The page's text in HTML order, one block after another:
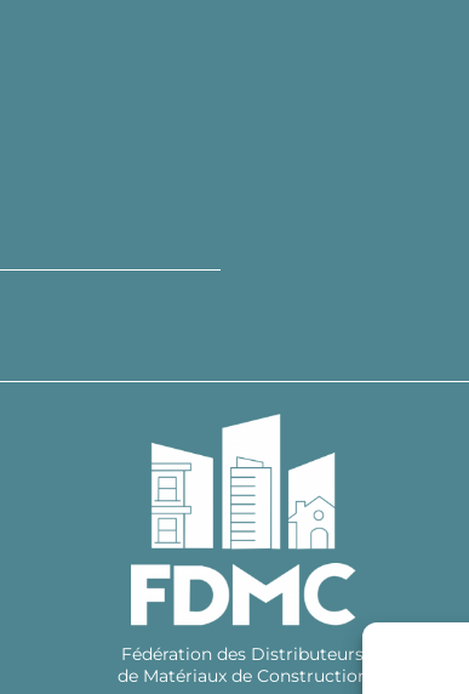
Fédération des Distributeurs
de Matériaux de Construction